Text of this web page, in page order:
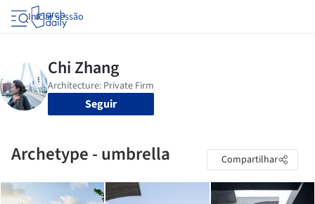
Iniciar sessão
Seguir
Archetype - umbrella Compartilhar